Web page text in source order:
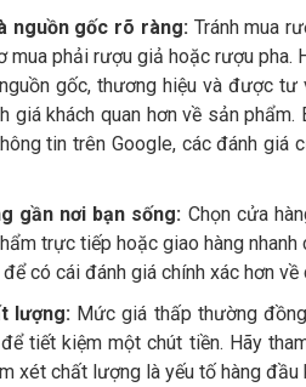
nguồn gốc rõ ràng:Tránh mua
mua phải rượu giả hoặc rượu pha.
gốc, thương hiệu và được
giá khách quan hơn về sản
tin trên Google, các đánh giá
gần nơi bạn sống: Chọn cửa
trực tiếp hoặc giao hàng nhanh
có cái đánh giá chính xác hơn về
lượng:Mức giá thấp thường
tiết kiệm một chút tiền. Hãy
xét chất lượng là yếu tố hàng đầu